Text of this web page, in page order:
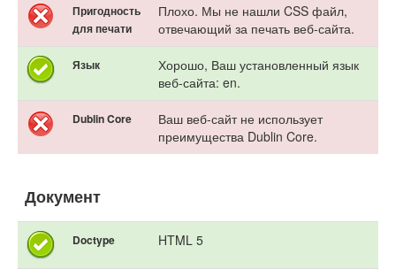
Пригодность
для печати
Плохо. Мы не нашли CSS файл,
отвечающий за печать веб-сайта.
Язык
Хорошо, Ваш установленный язык
веб-сайта: en.
Dublin Core
Ваш веб-сайт не использует
преимущества Dublin Core.
Документ
Doctype HTML 5